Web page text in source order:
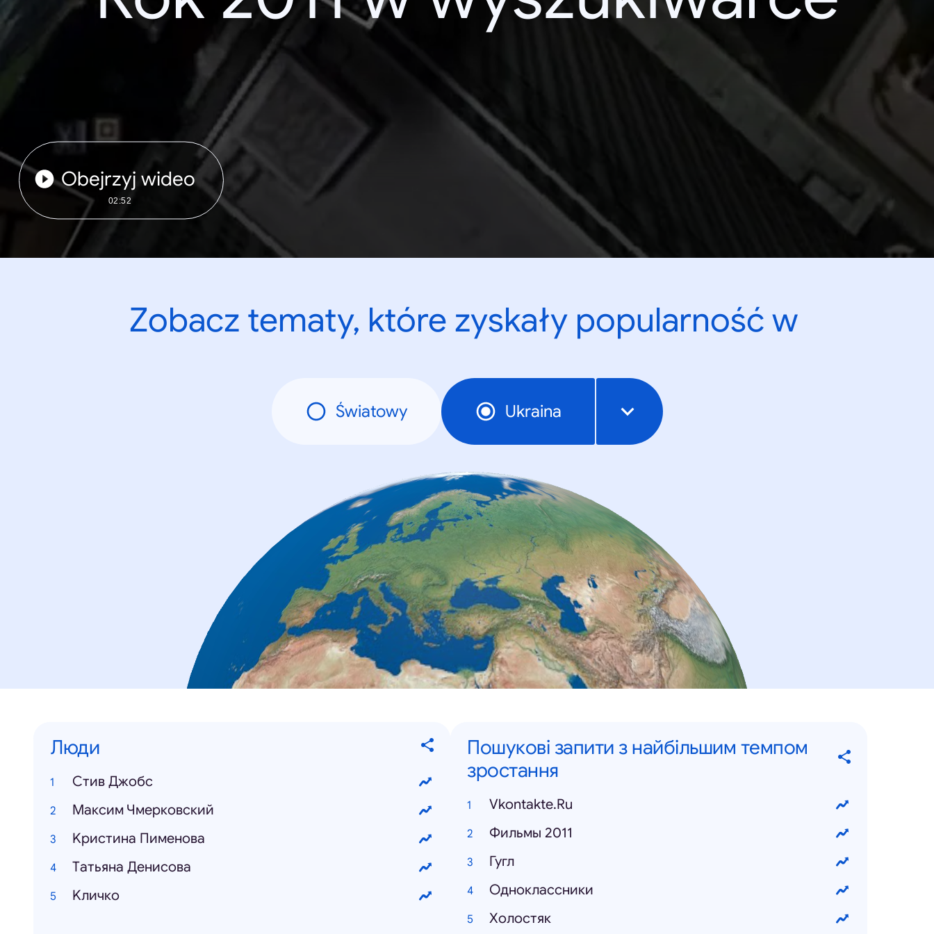
Obejrzyj wideo
02:52
Zobacz tematy, które zyskały popularność w
Światowy Ukraina
Люди
Cтив Джобс
Mаксим Чмерковский
Kристина Пименова
Tатьяна Денисова
Kличко
Пошукові запити з найбільшим темпом
зростання
Vkontakte.Ru
Фильмы 2011
Гугл
Oдноклассники
Xолостяк